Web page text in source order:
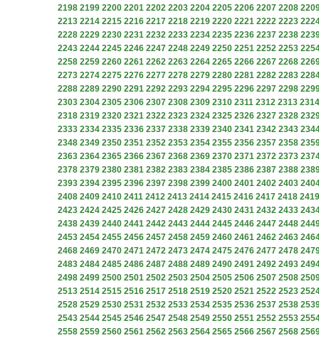
2198 2199 2200 2201 2202 2203 2204 2205 2206 2207 2208
2213 2214 2215 2216 2217 2218 2219 2220 2221 2222 2223
2228 2229 2230 2231 2232 2233 2234 2235 2236 2237 2238
2243 2244 2245 2246 2247 2248 2249 2250 2251 2252 2253
2258 2259 2260 2261 2262 2263 2264 2265 2266 2267 2268
2273 2274 2275 2276 2277 2278 2279 2280 2281 2282 2283
2288 2289 2290 2291 2292 2293 2294 2295 2296 2297 2298
2303 2304 2305 2306 2307 2308 2309 2310 2311 2312 2313 2314
2318 2319 2320 2321 2322 2323 2324 2325 2326 2327 2328
2333 2334 2335 2336 2337 2338 2339 2340 2341 2342 2343
2348 2349 2350 2351 2352 2353 2354 2355 2356 2357 2358
2363 2364 2365 2366 2367 2368 2369 2370 2371 2372 2373
2378 2379 2380 2381 2382 2383 2384 2385 2386 2387 2388
2393 2394 2395 2396 2397 2398 2399 2400 2401 2402 2403
2408 2409 2410 2411 2412 2413 2414 2415 2416 2417 2418 2419
2423 2424 2425 2426 2427 2428 2429 2430 2431 2432 2433
2438 2439 2440 2441 2442 2443 2444 2445 2446 2447 2448
2453 2454 2455 2456 2457 2458 2459 2460 2461 2462 2463
2468 2469 2470 2471 2472 2473 2474 2475 2476 2477 2478
2483 2484 2485 2486 2487 2488 2489 2490 2491 2492 2493
2498 2499 2500 2501 2502 2503 2504 2505 2506 2507 2508
2513 2514 2515 2516 2517 2518 2519 2520 2521 2522 2523
2528 2529 2530 2531 2532 2533 2534 2535 2536 2537 2538
2543 2544 2545 2546 2547 2548 2549 2550 2551 2552 2553
2558 2559 2560 2561 2562 2563 2564 2565 2566 2567 2568